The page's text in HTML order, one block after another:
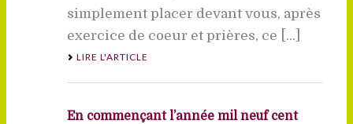
simplement placer devant vous, après
exercice de coeur et prières, ce [...]
LIRE L'ARTICLE
En commençant l’année mil neuf cent